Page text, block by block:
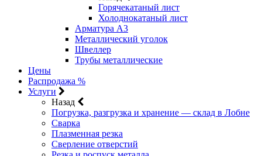
Горячекатаный лист
Холоднокатаный лист
Арматура А3
Металлический уголок
Швеллер
Трубы металлические
Цены
Распродажа %
Услуги
Назад
Погрузка, разгрузка и хранение — склад в Лобне
Сварка
Плазменная резка
Сверление отверстий